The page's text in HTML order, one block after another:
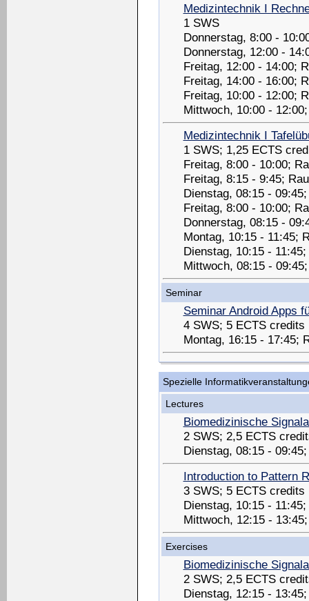
Medizintechnik I
1 SWS
Donnerstag, 8:00 -
Donnerstag, 12:00 -
Freitag, 12:00 - 14:00;
Freitag, 14:00 - 16:00;
Freitag, 10:00 - 12:00;
Mittwoch, 10:00 -
Medizintechnik I
1 SWS; 1,25 ECTS
Freitag, 8:00 - 10:00;
Freitag, 8:15 - 9:45;
Dienstag, 08:15 -
Freitag, 8:00 - 10:00;
Donnerstag, 08:15 -
Montag, 10:15 - 11:45;
Dienstag, 10:15 -
Mittwoch, 08:15 -
Seminar
Seminar Android Apps
4 SWS; 5 ECTS credits
Montag, 16:15 - 17:45;
Spezielle
Lectures
Biomedizinische
2 SWS; 2,5 ECTS
Dienstag, 08:15 -
Introduction to Pattern
3 SWS; 5 ECTS credits
Dienstag, 10:15 -
Mittwoch, 12:15 -
Exercises
Biomedizinische
2 SWS; 2,5 ECTS
Dienstag, 12:15 -